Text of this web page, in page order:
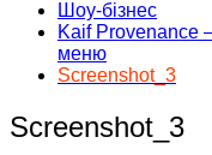
Шоу-бізнес
Kaif Provenance
меню
Screenshot_3
Screenshot_3